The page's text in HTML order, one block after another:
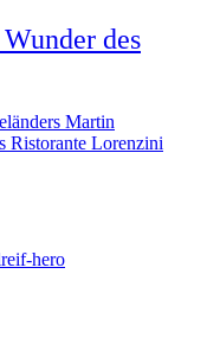
des
Martin
Ristorante Lorenzini